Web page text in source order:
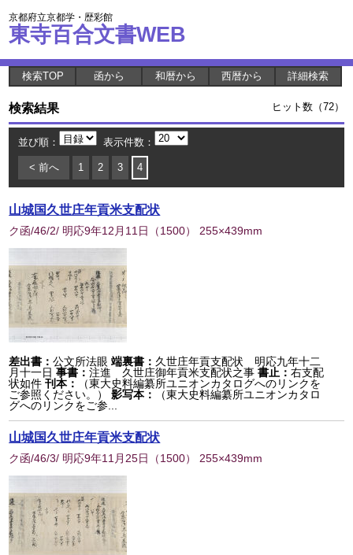
京都府立京都学・歴彩館
東寺百合文書WEB
検索TOP 函から 和暦から 西暦から 詳細検索
検索結果 ヒット数（72）
並び順： 表示件数：
< 前へ 1 2 3 4
山城国久世庄年貢米支配状
ク函/46/2/ 明応9年12月11日 （1500） 255×439mm
差出書：公文所法眼 端裏書： 久世庄年貢支配状 明応九年十二
月十一日 事書：注進 久世庄御年貢米支配状之事 書止：右支配
状如件 刊本：
（東大史料編纂所ユニオンカタログへのリンクを
ご参照ください。）
影写本：
（東大史料編纂所ユニオンカタロ
グへのリンクをご参...
山城国久世庄年貢米支配状
ク函/46/3/ 明応9年11月25日 （1500） 255×439mm